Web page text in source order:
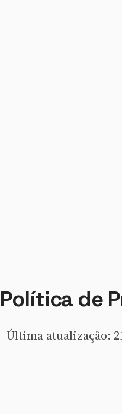
Política de
Última atualização: